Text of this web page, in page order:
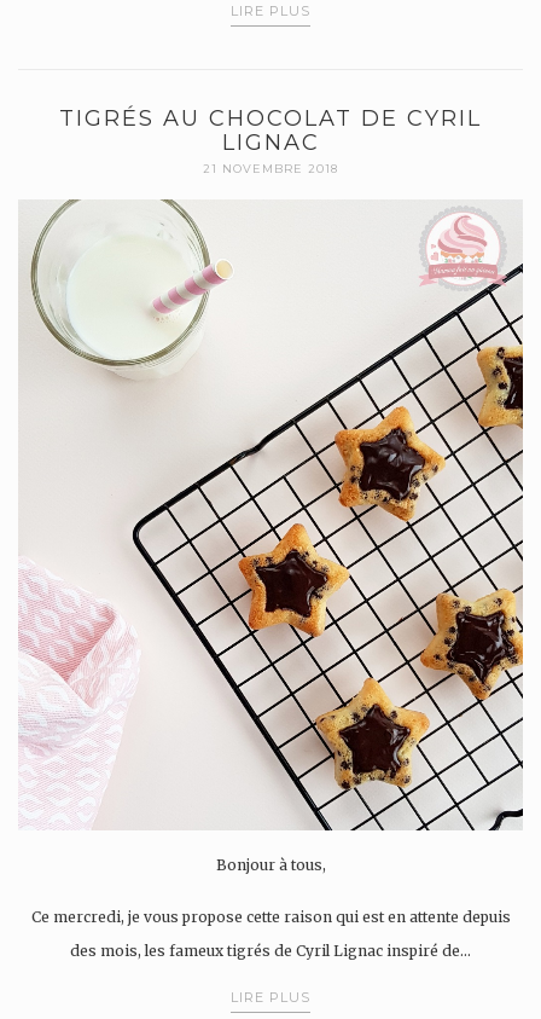
LIRE PLUS
TIGRÉS AU CHOCOLAT DE CYRIL
LIGNAC
21 NOVEMBRE 2018
Bonjour à tous,
Ce mercredi, je vous propose cette raison qui est en attente depuis
des mois, les fameux tigrés de Cyril Lignac inspiré de…
LIRE PLUS